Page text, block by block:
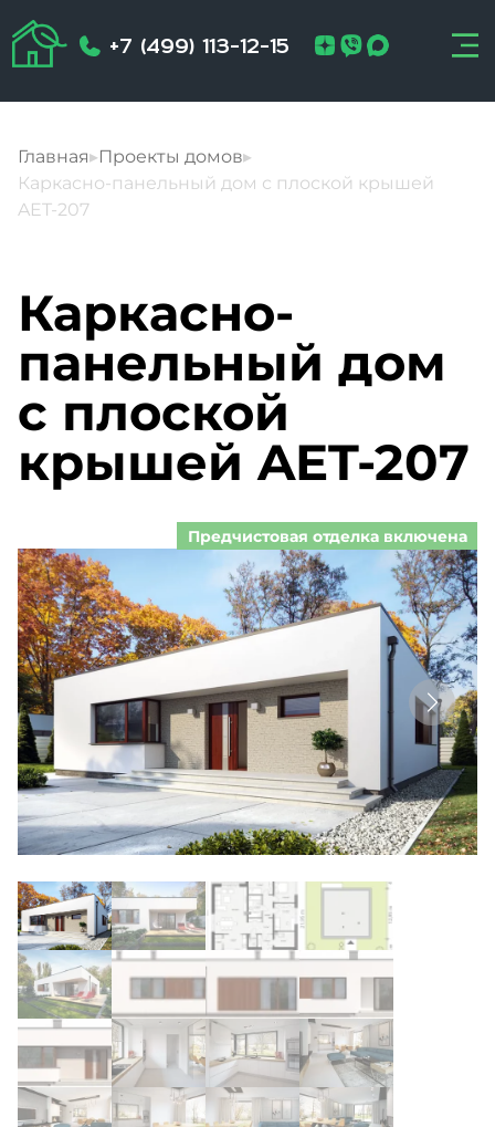
+7 (499) 113-12-15
Главная▸Проекты домов▸
Каркасно-панельный дом с плоской крышей
AET-207
Каркасно-
панельный дом
с плоской
крышей AET-207
Предчистовая отделка включена